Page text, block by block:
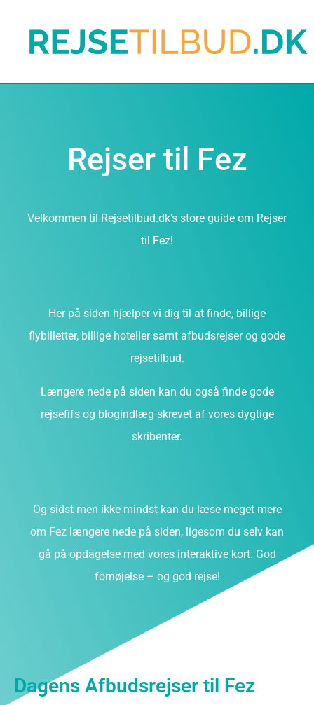
Rejser til Fez
Velkommen til Rejsetilbud.dk’s store guide om Rejser
til Fez!
Her på siden hjælper vi dig til at finde, billige
flybilletter, billige hoteller samt afbudsrejser og gode
rejsetilbud.
Længere nede på siden kan du også finde gode
rejsefifs og blogindlæg skrevet af vores dygtige
skribenter.
Og sidst men ikke mindst kan du læse meget mere
om Fez længere nede på siden, ligesom du selv kan
gå på opdagelse med vores interaktive kort. God
fornøjelse – og god rejse!
Dagens Afbudsrejser til Fez